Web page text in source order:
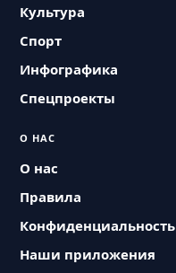
Культура
Спорт
Инфографика
Спецпроекты
О НАС
О нас
Правила
Конфиденциальность
Наши приложения